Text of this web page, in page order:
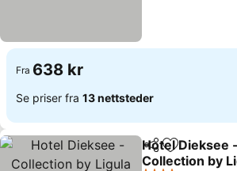
Fra 638 kr
Se priser fra 13 nettsteder
Del Legg til i
Hotel Dieksee -
Collection by